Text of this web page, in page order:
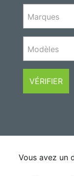
Marques
Modèles
VÉRIFIER
Vous avez un